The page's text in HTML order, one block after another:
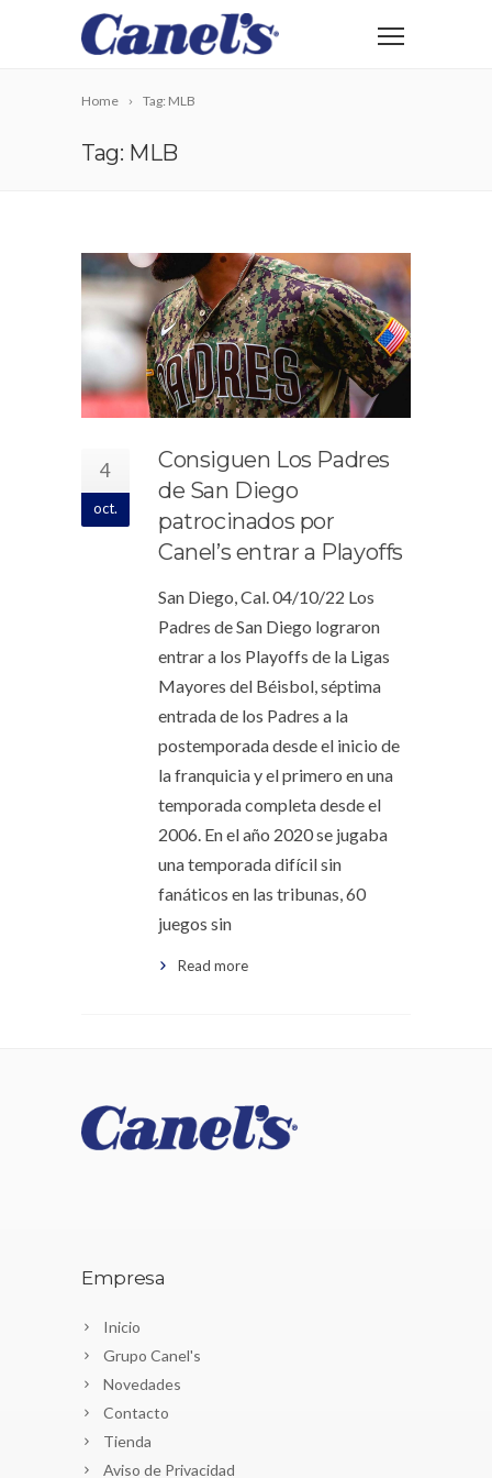
Home Tag: MLB
Tag: MLB
4
oct.
Consiguen Los Padres
de San Diego
patrocinados por
Canel’s entrar a Playoffs
San Diego, Cal. 04/10/22 Los
Padres de San Diego lograron
entrar a los Playoffs de la Ligas
Mayores del Béisbol, séptima
entrada de los Padres a la
postemporada desde el inicio de
la franquicia y el primero en una
temporada completa desde el
2006. En el año 2020 se jugaba
una temporada difícil sin
fanáticos en las tribunas, 60
juegos sin
Read more
Empresa
Inicio
Grupo Canel's
Novedades
Contacto
Tienda
Aviso de Privacidad